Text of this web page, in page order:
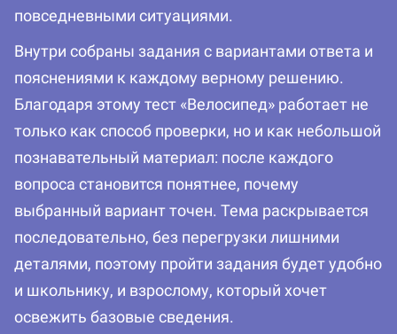
повседневными ситуациями.
Внутри собраны задания с вариантами ответа и
пояснениями к каждому верному решению.
Благодаря этому тест «Велосипед» работает не
только как способ проверки, но и как небольшой
познавательный материал: после каждого
вопроса становится понятнее, почему
выбранный вариант точен. Тема раскрывается
последовательно, без перегрузки лишними
деталями, поэтому пройти задания будет удобно
и школьнику, и взрослому, который хочет
освежить базовые сведения.